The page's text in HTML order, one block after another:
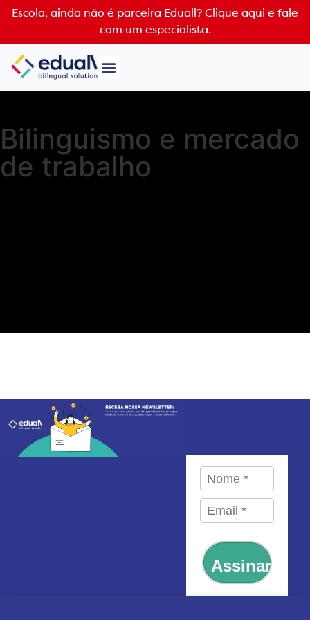
Escola, ainda não é parceira Eduall? Clique aqui e fale
com um especialista.
Bilinguismo e mercado
de trabalho
Assinar